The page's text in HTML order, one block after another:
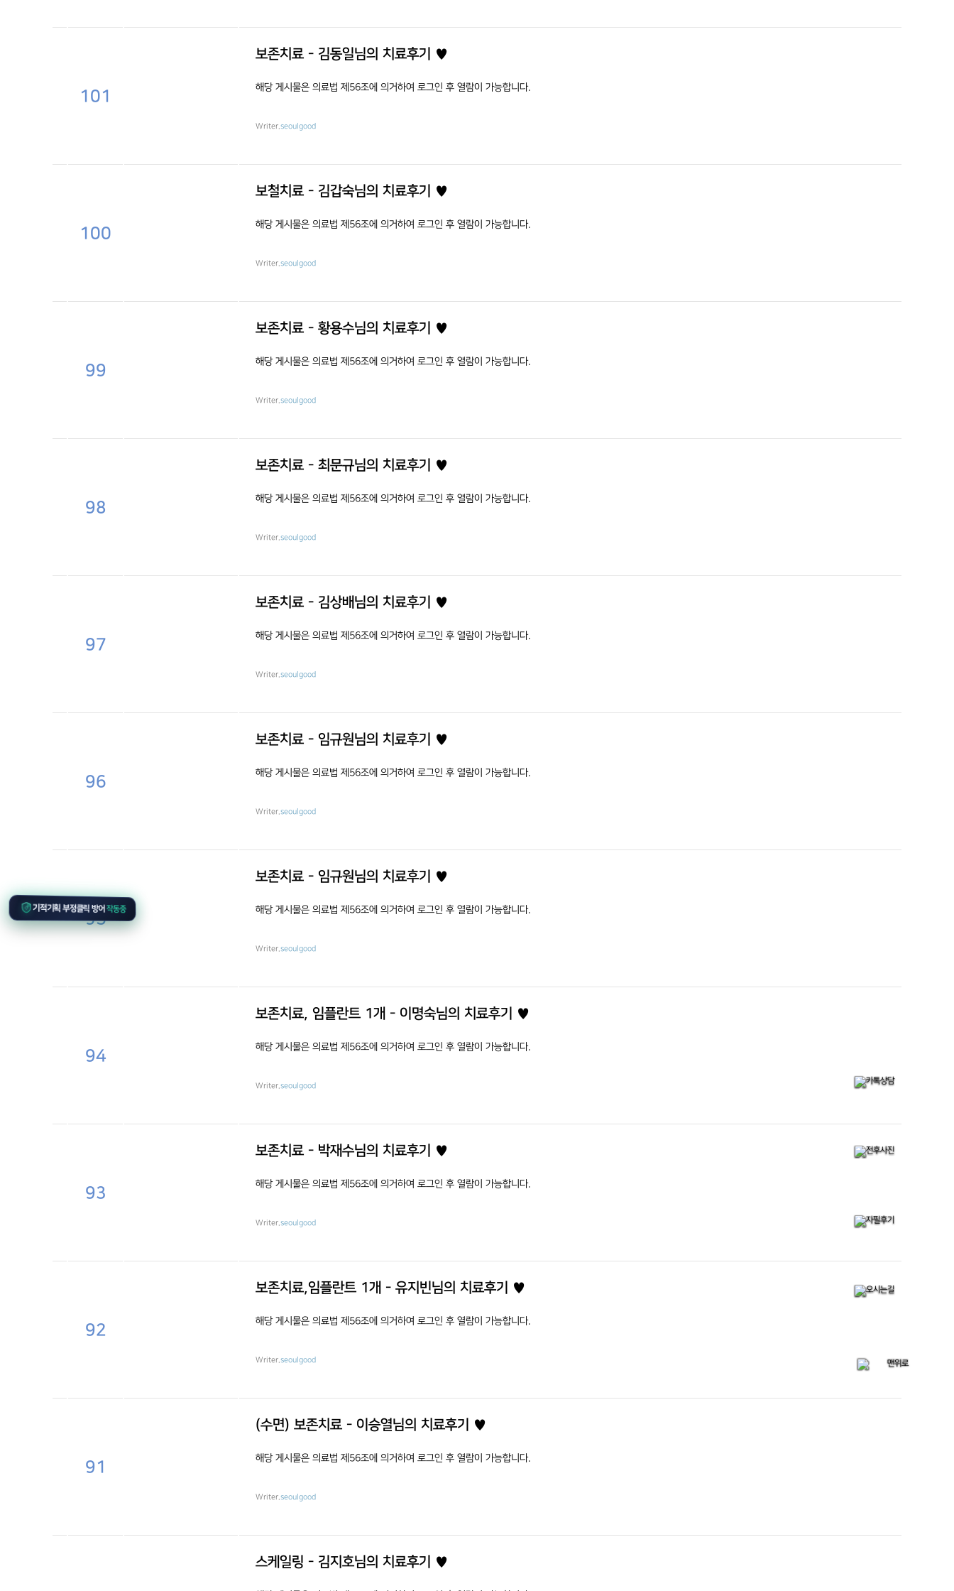
101
보존치료 - 김동일님의 치료후기 ♥
해당 게시물은 의료법 제56조에 의거하여 로그인 후 열람이 가능합니다.
Writer.seoulgood
100
보철치료 - 김갑숙님의 치료후기 ♥
해당 게시물은 의료법 제56조에 의거하여 로그인 후 열람이 가능합니다.
Writer.seoulgood
99
보존치료 - 황용수님의 치료후기 ♥
해당 게시물은 의료법 제56조에 의거하여 로그인 후 열람이 가능합니다.
Writer.seoulgood
98
보존치료 - 최문규님의 치료후기 ♥
해당 게시물은 의료법 제56조에 의거하여 로그인 후 열람이 가능합니다.
Writer.seoulgood
97
보존치료 - 김상배님의 치료후기 ♥
해당 게시물은 의료법 제56조에 의거하여 로그인 후 열람이 가능합니다.
Writer.seoulgood
96
보존치료 - 임규원님의 치료후기 ♥
해당 게시물은 의료법 제56조에 의거하여 로그인 후 열람이 가능합니다.
Writer.seoulgood
95
보존치료 - 임규원님의 치료후기 ♥
해당 게시물은 의료법 제56조에 의거하여 로그인 후 열람이 가능합니다.
Writer.seoulgood
94
보존치료, 임플란트 1개 - 이명숙님의 치료후기 ♥
해당 게시물은 의료법 제56조에 의거하여 로그인 후 열람이 가능합니다.
Writer.seoulgood
93
보존치료 - 박재수님의 치료후기 ♥
해당 게시물은 의료법 제56조에 의거하여 로그인 후 열람이 가능합니다.
Writer.seoulgood
92
보존치료,임플란트 1개 - 유지빈님의 치료후기 ♥
해당 게시물은 의료법 제56조에 의거하여 로그인 후 열람이 가능합니다.
Writer.seoulgood
91
(수면) 보존치료 - 이승열님의 치료후기 ♥
해당 게시물은 의료법 제56조에 의거하여 로그인 후 열람이 가능합니다.
Writer.seoulgood
스케일링 - 김지호님의 치료후기 ♥
기적기획 부정클릭 방어작동중